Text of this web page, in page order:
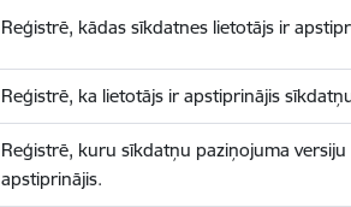
Reģistrē, kādas sīkdatnes lietotājs ir
Reģistrē, ka lietotājs ir apstiprinājis
Reģistrē, kuru sīkdatņu paziņojuma versiju
apstiprinājis.